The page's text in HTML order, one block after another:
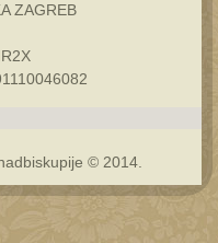
ZAGREB
© 2014.